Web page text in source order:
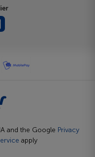
and the Google Privacy
apply